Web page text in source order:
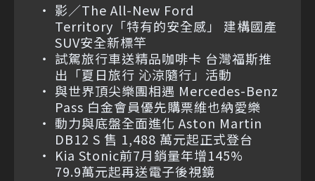
影／The All-New Ford
Territory「特有的安全感」 建構國產
SUV安全新標竿
試駕旅行車送精品咖啡卡 台灣福斯推
出「夏日旅行 沁涼隨行」活動
與世界頂尖樂團相遇 Mercedes-Benz
Pass 白金會員優先購票維也納愛樂
動力與底盤全面進化 Aston Martin
DB12 S 售 1,488 萬元起正式登台
Kia Stonic前7月銷量年增145%
79.9萬元起再送電子後視鏡